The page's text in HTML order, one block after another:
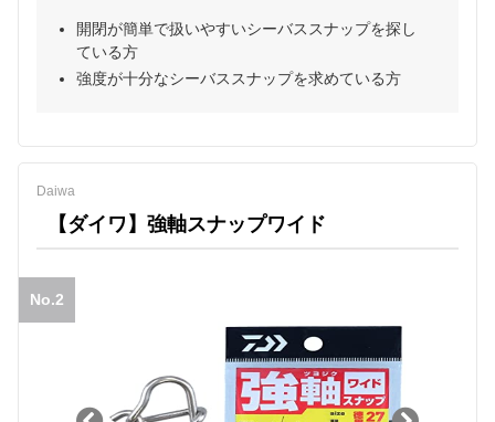
開閉が簡単で扱いやすいシーバススナップを探し
ている方
強度が十分なシーバススナップを求めている方
Daiwa
【ダイワ】強軸スナップワイド
No.2